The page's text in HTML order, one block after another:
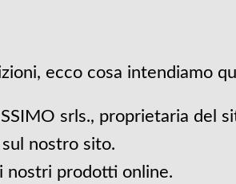
ecco cosa intendiamo
srls., proprietaria del
nostro sito.
nostri prodotti online.